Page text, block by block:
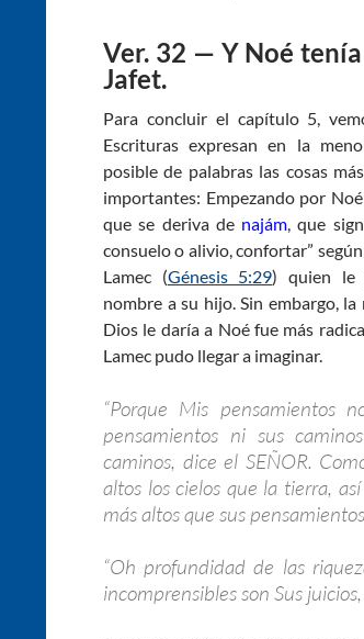
Ver. 32 — Y Noé
Jafet.
Para concluir el capítulo 5,
Escrituras expresan en la
posible de palabras las cosas
importantes: Empezando por Noé
que se deriva de najám , que
consuelo o alivio, confortar”
Lamec (Génesis 5:29) quien le
nombre a su hijo. Sin embargo, la
Dios le daría a Noé fue más
Lamec pudo llegar a imaginar.
“Porque Mis pensamientos
pensamientos ni sus
caminos, dice el SEÑOR.
altos los cielos que la tierra,
más altos que sus
“Oh profundidad de las
incomprensibles son Sus